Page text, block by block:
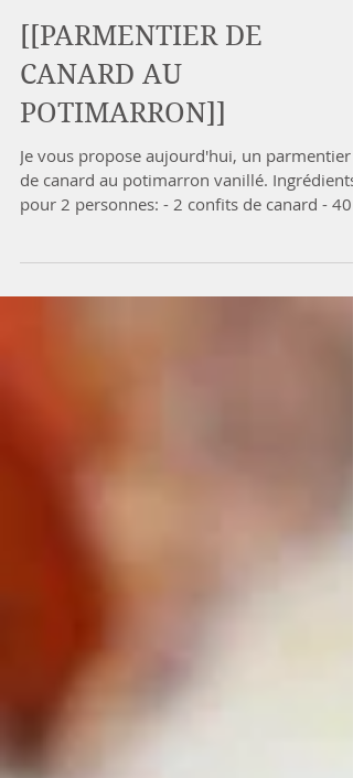
[[PARMENTIER DE
CANARD AU
POTIMARRON]]
Je vous propose aujourd'hui, un parmentier
pour 2 personnes: - 2 confits de canard -